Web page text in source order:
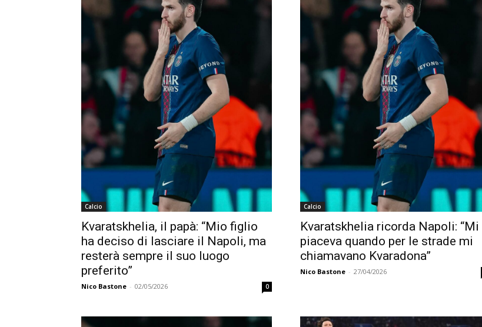
Calcio
Kvaratskhelia, il papà: “Mio figlio
ha deciso di lasciare il Napoli, ma
resterà sempre il suo luogo
preferito”
Nico Bastone - 02/05/2026 0
Calcio
Kvaratskhelia ricorda Napoli: “Mi
piaceva quando per le strade mi
chiamavano Kvaradona”
Nico Bastone - 27/04/2026